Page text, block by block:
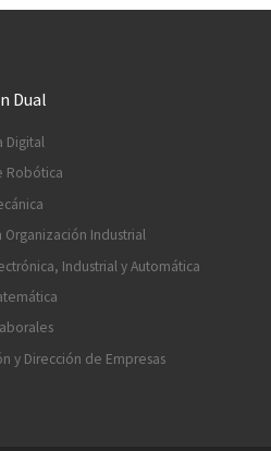
Dual
Digital
Robótica
Industrial
Industrial y Automática
y Dirección de Empresas